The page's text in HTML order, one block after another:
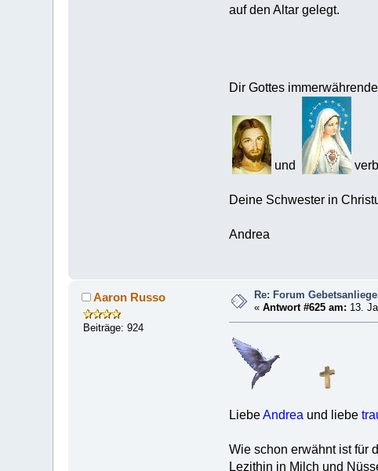
auf den Altar gelegt.
Dir Gottes
und
Deine Schwester in
Andrea
Aaron Russo
Beiträge: 924
Re: Forum
«Antwort #625 am: 13.
LiebeAndrea und liebe
Wie schon erwähnt ist für
Lezithin in Milch und